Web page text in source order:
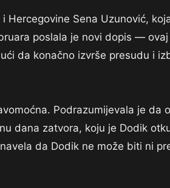
Hercegovine Sena Uzunović,
poslala je novi dopis —
da konačno izvrše presudu i
Podrazumijevala je da
dana zatvora, koju je Dodik
da Dodik ne može biti ni